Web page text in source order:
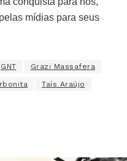
mídias para seus
GNT Grazi Massafera
Taís Araújo